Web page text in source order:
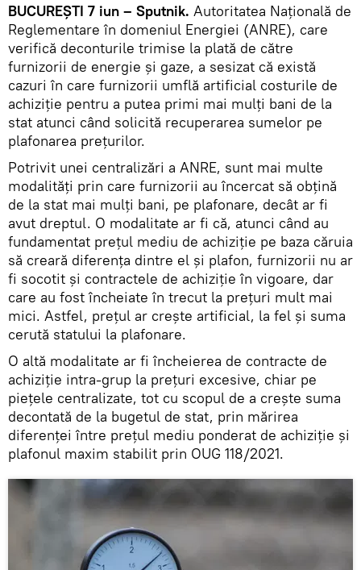
BUCUREȘTI 7 iun – Sputnik. Autoritatea Națională de
Reglementare în domeniul Energiei (ANRE), care
verifică deconturile trimise la plată de către
furnizorii de energie și gaze, a sesizat că există
cazuri în care furnizorii umflă artificial costurile de
achiziție pentru a putea primi mai mulți bani de la
stat atunci când solicită recuperarea sumelor pe
plafonarea prețurilor.
Potrivit unei centralizări a ANRE, sunt mai multe
modalități prin care furnizorii au încercat să obțină
de la stat mai mulți bani, pe plafonare, decât ar fi
avut dreptul. O modalitate ar fi că, atunci când au
fundamentat prețul mediu de achiziție pe baza căruia
să creară diferența dintre el și plafon, furnizorii nu ar
fi socotit și contractele de achiziție în vigoare, dar
care au fost încheiate în trecut la prețuri mult mai
mici. Astfel, prețul ar crește artificial, la fel și suma
cerută statului la plafonare.
O altă modalitate ar fi încheierea de contracte de
achiziție intra-grup la prețuri excesive, chiar pe
piețele centralizate, tot cu scopul de a crește suma
decontată de la bugetul de stat, prin mărirea
diferenței între prețul mediu ponderat de achiziție și
plafonul maxim stabilit prin OUG 118/2021.